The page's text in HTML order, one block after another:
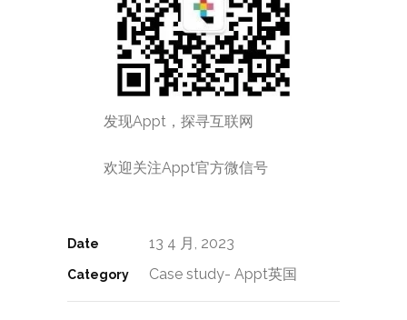
发现Appt，探寻互联网
欢迎关注Appt官方微信号
Date 13 4 月, 2023
Category Case study- Appt英国